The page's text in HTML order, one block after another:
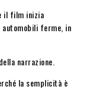
il film inizia
automobili ferme, in
narrazione.
la semplicità è